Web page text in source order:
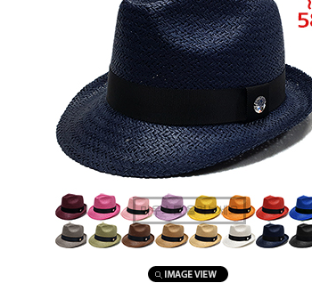
마우스를 올려보세요